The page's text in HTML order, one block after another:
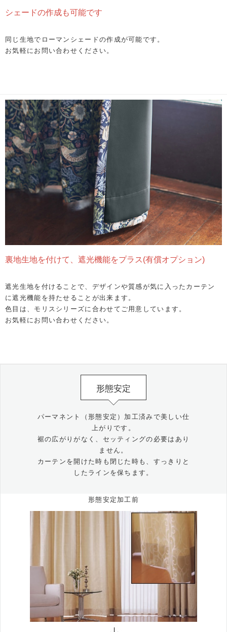
シェードの作成も可能です
同じ生地でローマンシェードの作成が可能です。
お気軽にお問い合わせください。
裏地生地を付けて、遮光機能をプラス(有償オプション)
遮光生地を付けることで、デザインや質感が気に入ったカーテン
に遮光機能を持たせることが出来ます。
色目は、モリスシリーズに合わせてご用意しています。
お気軽にお問い合わせください。
形態安定
パーマネント（形態安定）加工済みで美しい仕
上がりです。
裾の広がりがなく、セッティングの必要はあり
ません。
カーテンを開けた時も閉じた時も、すっきりと
したラインを保ちます。
形態安定加工前